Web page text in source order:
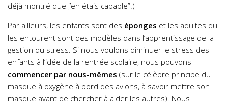
déjà montré que j’en étais capable”.)
Par ailleurs, les enfants sont des éponges et les adultes qui
les entourent sont des modèles dans l’apprentissage de la
gestion du stress. Si nous voulons diminuer le stress des
enfants à l’idée de la rentrée scolaire, nous pouvons
commencer par nous-mêmes (sur le célèbre principe du
masque à oxygène à bord des avions, à savoir mettre son
masque avant de chercher à aider les autres). Nous